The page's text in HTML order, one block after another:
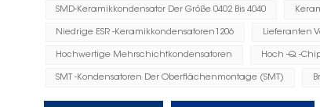
SMD-Keramikkondensator Der Größe 0402 Bis 4040
Niedrige ESR -Keramikkondensatoren1206 Lieferanten
Hochwertige Mehrschichtkondensatoren Hoch -Q -
SMT -Kondensatoren Der Oberflächenmontage (SMT)